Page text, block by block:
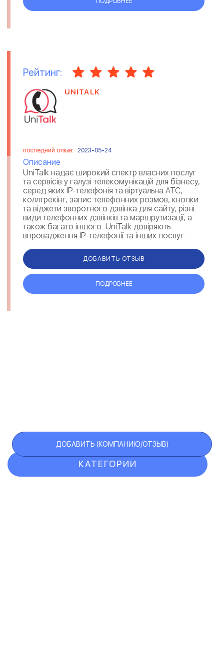
Рейтинг:
UNITALK
последний отзыв: 2023-05-24
Описание
UniTalk надає широкий спектр власних послуг
та сервісів у галузі телекомунікацій для бізнесу,
серед яких IP-телефонія та віртуальна АТС,
коллтрекінг, запис телефонних розмов, кнопки
та віджети зворотного дзвінка для сайту, різні
види телефонних дзвінків та маршрутизації, а
також багато іншого. UniTalk довіряють
впровадження IP-телефонії та інших послуг:
державний та ...
ДОБАВИТЬ ОТЗЫВ
ПОДРОБНЕЕ
КАТЕГОРИИ
ДОБАВИТЬ (КОМПАНИЮ/ОТЗЫВ)